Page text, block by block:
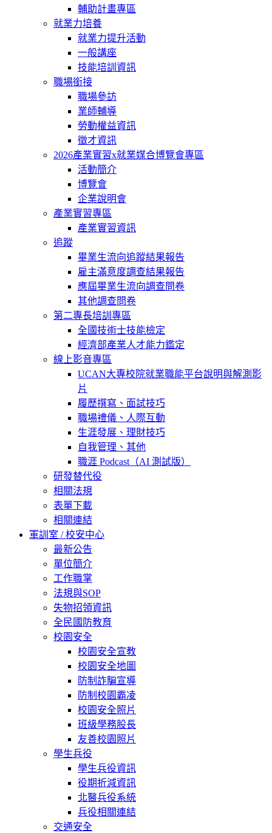
輔助計畫專區
就業力培養
就業力提升活動
一般講座
技能培訓資訊
職場銜接
職場參訪
業師輔導
勞動權益資訊
徵才資訊
2026產業實習x就業媒合博覽會專區
活動簡介
博覽會
企業說明會
產業實習專區
產業實習資訊
追蹤
畢業生流向追蹤結果報告
雇主滿意度調查結果報告
應屆畢業生流向調查問卷
其他調查問卷
第二專長培訓專區
全國技術士技能檢定
經濟部產業人才能力鑑定
線上影音專區
UCAN大專校院就業職能平台說明與解測影
片
履歷撰寫、面試技巧
職場禮儀、人際互動
生涯發展、理財技巧
自我管理、其他
職涯 Podcast（AI 測試版）
研發替代役
相關法規
表單下載
相關連結
軍訓室 / 校安中心
最新公告
單位簡介
工作職掌
法規與SOP
失物招領資訊
全民國防教育
校園安全
校園安全宣教
校園安全地圖
防制詐騙宣導
防制校園霸凌
校園安全照片
班級學務股長
友善校園照片
學生兵役
學生兵役資訊
役期折減資訊
北醫兵役系統
兵役相關連結
交通安全